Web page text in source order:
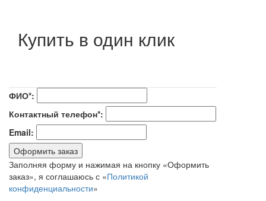
Купить в один клик
ФИО*:
Контактный телефон*:
Email:
Оформить заказ
Заполняя форму и нажимая на кнопку «Оформить
заказ», я соглашаюсь с «Политикой
конфиденциальности»